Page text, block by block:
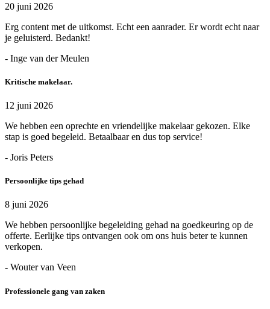
20 juni 2026
Erg content met de uitkomst. Echt een aanrader. Er wordt echt naar
je geluisterd. Bedankt!
- Inge van der Meulen
Kritische makelaar.
12 juni 2026
We hebben een oprechte en vriendelijke makelaar gekozen. Elke
stap is goed begeleid. Betaalbaar en dus top service!
- Joris Peters
Persoonlijke tips gehad
8 juni 2026
We hebben persoonlijke begeleiding gehad na goedkeuring op de
offerte. Eerlijke tips ontvangen ook om ons huis beter te kunnen
verkopen.
- Wouter van Veen
Professionele gang van zaken